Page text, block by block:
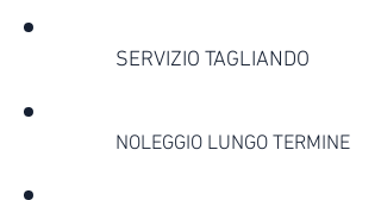
SERVIZIO TAGLIANDO
NOLEGGIO LUNGO TERMINE